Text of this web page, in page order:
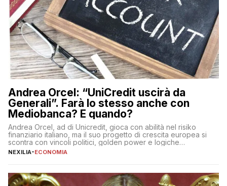
Andrea Orcel: “UniCredit uscirà da
Generali”. Farà lo stesso anche con
Mediobanca? E quando?
Andrea Orcel, ad di Unicredit, gioca con abilità nel risiko
finanziario italiano, ma il suo progetto di crescita europea si
scontra con vincoli politici, golden power e logiche
protezionistiche. Orcel e la mossa su Generali Andrea Orcel,
NEXILIA-ECONOMIA